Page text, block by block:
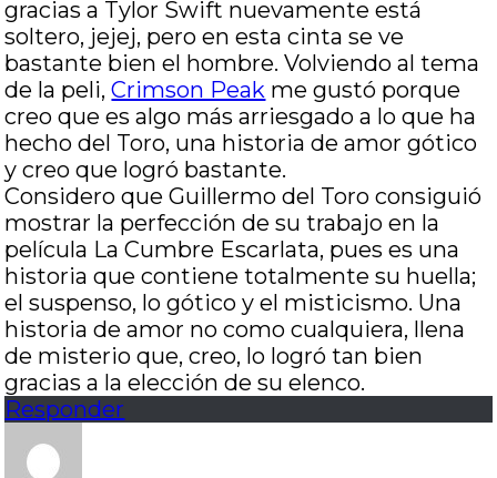
gracias a Tylor Swift nuevamente está
soltero, jejej, pero en esta cinta se ve
bastante bien el hombre. Volviendo al tema
de la peli,Crimson Peak me gustó porque
creo que es algo más arriesgado a lo que ha
hecho del Toro, una historia de amor gótico
y creo que logró bastante.
Considero que Guillermo del Toro consiguió
mostrar la perfección de su trabajo en la
película La Cumbre Escarlata, pues es una
historia que contiene totalmente su huella;
el suspenso, lo gótico y el misticismo. Una
historia de amor no como cualquiera, llena
de misterio que, creo, lo logró tan bien
gracias a la elección de su elenco.
Responder